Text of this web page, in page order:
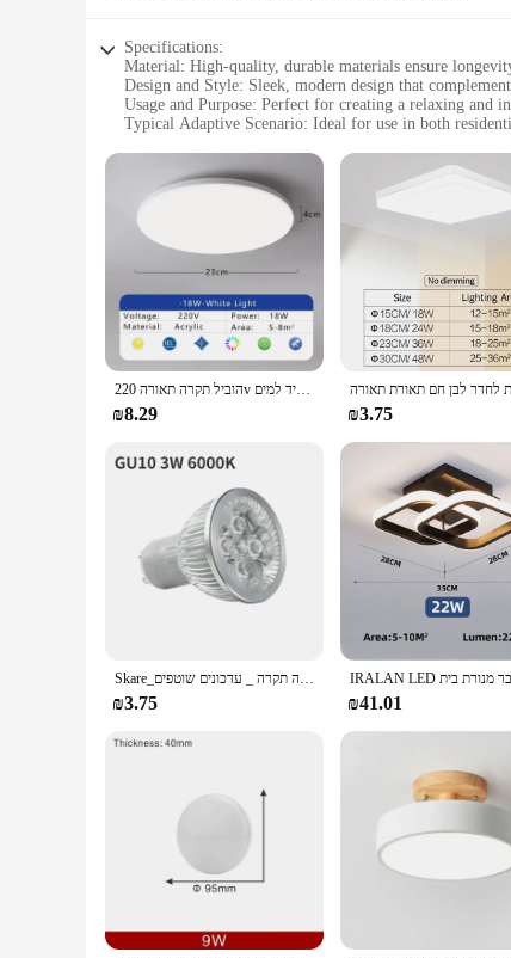
Specifications:
Material: High-quality, durable materials ensure
Design and Style: Sleek, modern design that
Usage and Purpose: Perfect for creating a relaxing and
Typical Adaptive Scenario: Ideal for use in both
Performance and Property: Energy-efficient LED
Features:
**Elegant Illumination for Your Bathroom Sanctuary**
The תאורה אמבטיה, or bathroom ceiling light, is a pinnacle of modern design and functionality. Crafted from premium materials, this light fixture is designed to withstand the humidity of a bathroom
environment, ensuring a long-lasting and reliable
contemporary to traditional.
**Versatile Lighting for Every Scenario**
Whether you're looking to create a serene atmosphere
fit for your space, whether it's a compact powder room
**Effortless Installation and Maintenance**
Installation is a breeze, thanks to the light's user-
users. Maintenance is also straightforward, with the
As a wholesale vendor or supplier, you can offer this
commercial settings. It's an excellent addition to your
הוביל תקרה תאורה 220v עמיד למים dustproof שלושה חדר שינה חדר אמבטיה מטבח חדר אמבטיה מטבח חדר
₪8.29 ₪3.75
Skare_תקרה תקרה _ עדכונים שוטפים
₪3.75 ₪41.01